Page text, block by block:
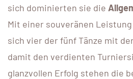
sich dominierten sie die
Mit einer souveränen
sich vier der fünf Tänze mit
damit den verdienten
glanzvollen Erfolg stehen die